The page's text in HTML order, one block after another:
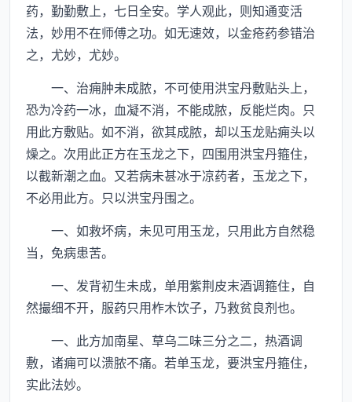
药，勤勤敷上，七日全安。学人观此，则知通变活
法，妙用不在师傅之功。如无速效，以金疮药参错治
之，尤妙，尤妙。
一、治痈肿未成脓，不可使用洪宝丹敷贴头上，
恐为冷药一冰，血凝不消，不能成脓，反能烂肉。只
用此方敷贴。如不消，欲其成脓，却以玉龙贴痈头以
燥之。次用此正方在玉龙之下，四围用洪宝丹箍住，
以截新潮之血。又若病未甚冰于凉药者，玉龙之下，
不必用此方。只以洪宝丹围之。
一、如救坏病，未见可用玉龙，只用此方自然稳
当，免病患苦。
一、发背初生未成，单用紫荆皮末酒调箍住，自
然撮细不开，服药只用柞木饮子，乃救贫良剂也。
一、此方加南星、草乌二味三分之二，热酒调
敷，诸痈可以溃脓不痛。若单玉龙，要洪宝丹箍住，
实此法妙。